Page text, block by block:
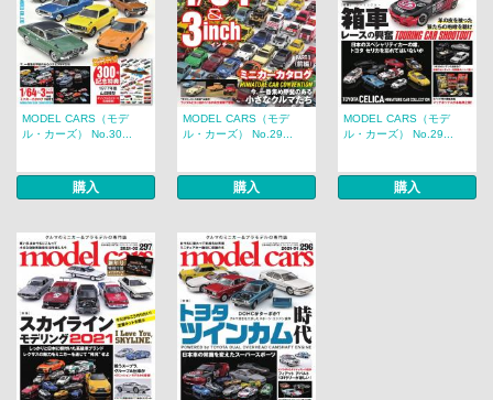
MODEL CARS（モデ
ル・カーズ） No.30...
購入
MODEL CARS（モデ
ル・カーズ） No.29...
購入
MODEL CARS（モデ
ル・カーズ） No.29...
購入